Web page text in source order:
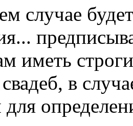
случае
иметь
в